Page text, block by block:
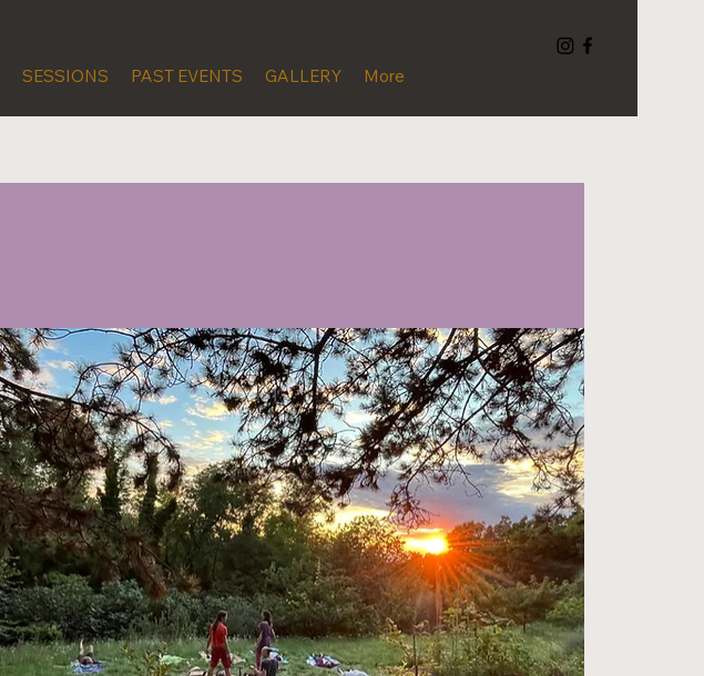
SESSIONS PAST EVENTS GALLERY More